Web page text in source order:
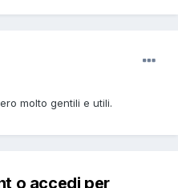
molto gentili e utili.
o accedi per